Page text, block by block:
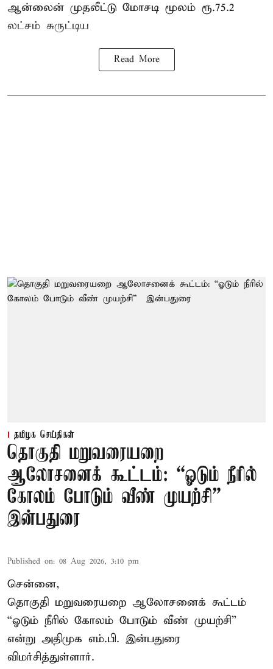
ஆன்லைன் முதலீட்டு மோசடி மூலம் ரூ.75.2
லட்சம் சுருட்டிய
Read More
தமிழக செய்திகள்
தொகுதி மறுவரையறை
ஆலோசனைக் கூட்டம்: “ஓடும் நீரில்
கோலம் போடும் வீண் முயற்சி” –
இன்பதுரை
Published on: 08 Aug 2026, 3:10 pm
சென்னை,
தொகுதி மறுவரையறை ஆலோசனைக் கூட்டம்
“ஓடும் நீரில் கோலம் போடும் வீண் முயற்சி”
என்று அதிமுக எம்.பி. இன்பதுரை
விமர்சித்துள்ளார்.